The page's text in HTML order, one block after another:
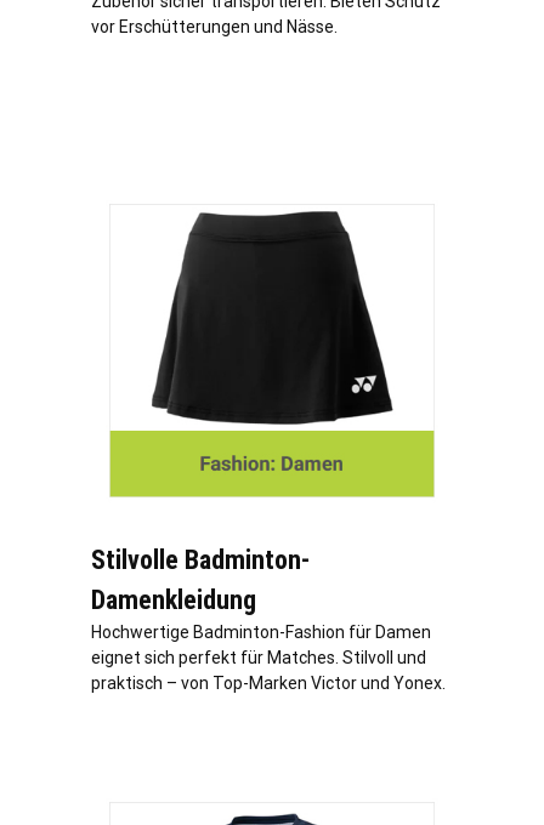
vor Erschütterungen und Nässe.
Stilvolle Badminton-
Damenkleidung
Hochwertige Badminton-Fashion für Damen
eignet sich perfekt für Matches. Stilvoll und
praktisch – von Top-Marken Victor und Yonex.